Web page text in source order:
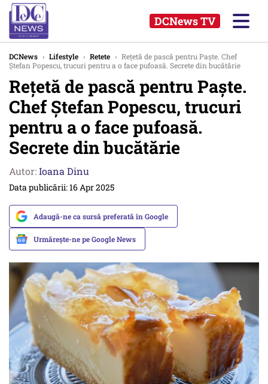
DCNews TV
DCNews › Lifestyle › Retete › Rețetă de pască pentru Paște. Chef
Ștefan Popescu, trucuri pentru a o face pufoasă. Secrete din bucătărie
Rețetă de pască pentru Paște.
Chef Ștefan Popescu, trucuri
pentru a o face pufoasă.
Secrete din bucătărie
Autor:Ioana Dinu
Data publicării: 16 Apr 2025
Adaugă-ne ca sursă preferată în Google
Urmărește-ne pe Google News